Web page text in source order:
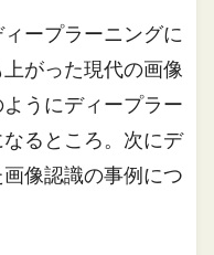
ープラーニングに
がった現代の画像
うにディープラー
るところ。次にデ
像認識の事例につ